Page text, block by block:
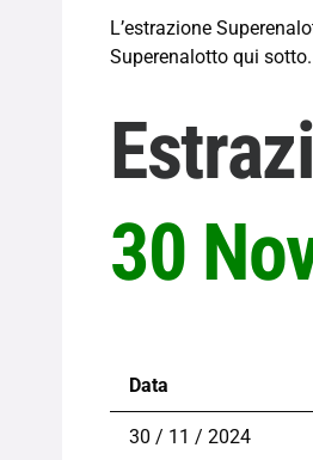
L’estrazione
Superenalotto qui sotto.
30
Data
30 / 11 / 2024